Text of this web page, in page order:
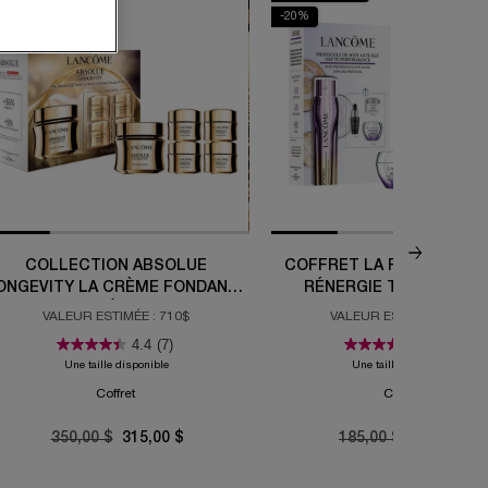
COLLECTION ABSOLUE
LA CRÈME FONDANTE
ET LA CRÈME RICHE
VALEUR ESTIMÉE : 710$
4.4 (7)
Une taille disponible
Coffret
Old price
350,00 $ New price
315,00 $
-20%
COFFRET LA ROUTINE DE
RÉNERGIE TRIPLE
RETINOL
VALEUR ESTIMÉE : 292$
Une taille disponible
Coffret
Old price
185,00 $